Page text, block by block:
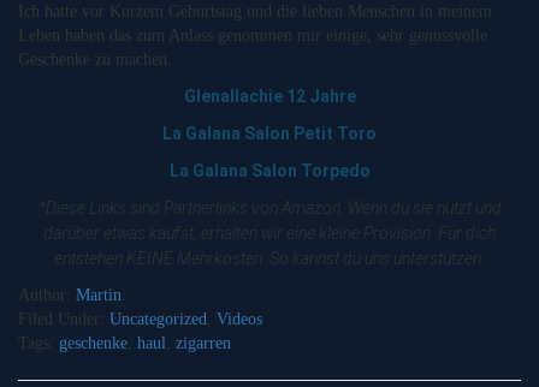
Ich hatte vor Kurzem Geburtstag und die lieben Menschen in meinem
Leben haben das zum Anlass genommen mir einige, sehr genussvolle
Geschenke zu machen.
Glenallachie 12 Jahre
La Galana Salon Petit Toro
La Galana Salon Torpedo
*Diese Links sind Partnerlinks von Amazon. Wenn du sie nutzt und
darüber etwas kaufst, erhalten wir eine kleine Provision. Für dich
entstehen KEINE Mehrkosten. So kannst du uns unterstützen.
Author: Martin
Filed Under: Uncategorized
Videos
Tags: geschenke haul zigarren